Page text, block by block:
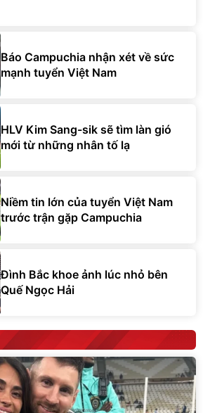
Báo Campuchia nhận xét về sức
mạnh tuyển Việt Nam
HLV Kim Sang-sik sẽ tìm làn gió
mới từ những nhân tố lạ
Niềm tin lớn của tuyển Việt Nam
trước trận gặp Campuchia
Đình Bắc khoe ảnh lúc nhỏ bên
Quế Ngọc Hải